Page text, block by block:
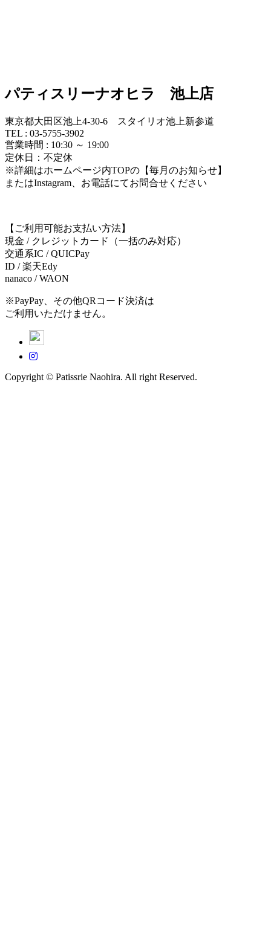
パティスリーナオヒラ 池上店
東京都大田区池上4-30-6 スタイリオ池上新参道
TEL : 03-5755-3902
営業時間 : 10:30 ～ 19:00
定休日：不定休
※詳細はホームページ内TOPの【毎月のお知らせ】
またはInstagram、お電話にてお問合せください
【ご利用可能お支払い方法】
現金 / クレジットカード（一括のみ対応）
交通系IC / QUICPay
ID / 楽天Edy
nanaco / WAON
※PayPay、その他QRコード決済は
ご利用いただけません。
Copyright © Patissrie Naohira. All right Reserved.